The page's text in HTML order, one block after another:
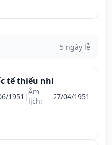
5 ngày lễ
tế thiếu nhi
1951 |Âm
lịch:
27/04/1951